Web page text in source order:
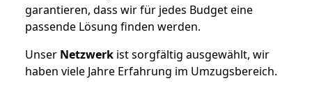
garantieren, dass wir für jedes Budget eine
passende Lösung finden werden.
Unser Netzwerk ist sorgfältig ausgewählt, wir
haben viele Jahre Erfahrung im Umzugsbereich.